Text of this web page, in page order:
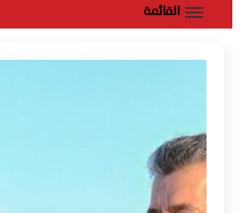
القائمة